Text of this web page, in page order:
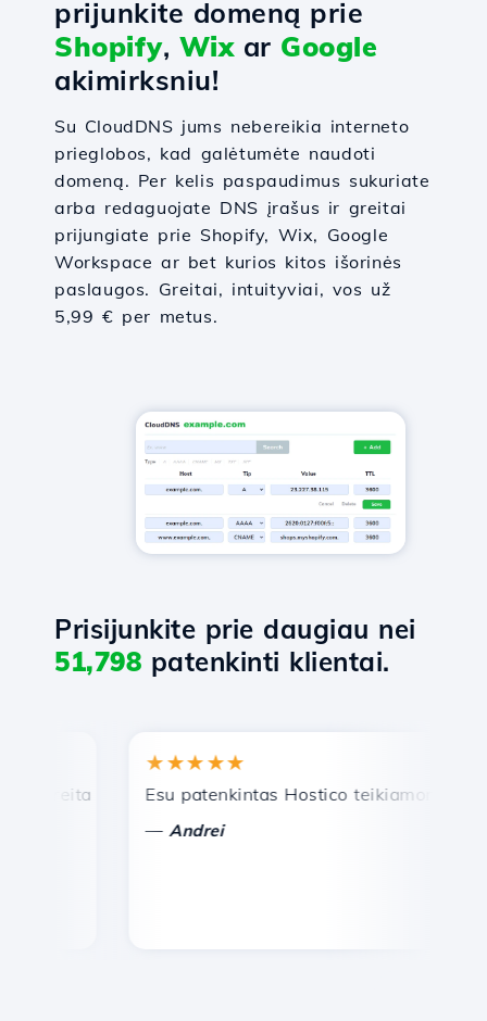
prijunkite domeną prie
Shopify, Wixar Google
akimirksniu!
Su CloudDNS jums nebereikia interneto
prieglobos, kad galėtumėte naudoti
domeną. Per kelis paspaudimus sukuriate
arba redaguojate DNS įrašus ir greitai
prijungiate prie Shopify, Wix, Google
Workspace ar bet kurios kitos išorinės
paslaugos. Greitai, intuityviai, vos už
5,99 € per metus.
Prisijunkite prie daugiau nei
51,798 patenkinti klientai.
ir efektyvi techninė pagalba.
★★★★★
Esu patenkintas Hostico teikiamomis
Andrei